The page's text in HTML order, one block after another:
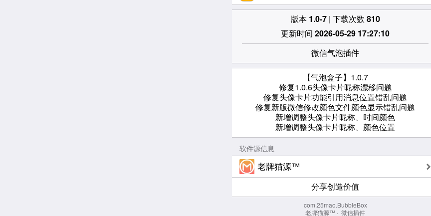
版本 1.0-7| 下载次数 810
更新时间 2026-05-29 17:27:10
微信气泡插件
【气泡盒子】1.0.7
修复1.0.6头像卡片昵称漂移问题
修复头像卡片功能引用消息位置错乱问题
修复新版微信修改颜色文件颜色显示错乱问题
新增调整头像卡片昵称、时间颜色
新增调整头像卡片昵称、颜色位置
软件源信息
老牌猫源™
分享创造价值
com.25mao.BubbleBox
老牌猫源™ · 微信插件